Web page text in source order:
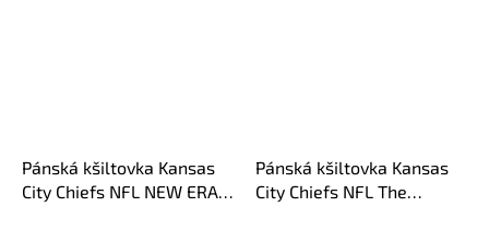
Pánská kšiltovka Kansas
City Chiefs NFL NEW ERA
Pánská kšiltovka Kansas
City Chiefs NFL The